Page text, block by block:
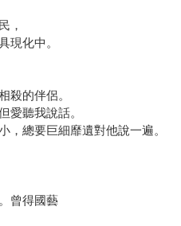
，
現化中。
殺的伴侶。
愛聽我說話。
，總要巨細靡遺對他說一遍。
曾得國藝